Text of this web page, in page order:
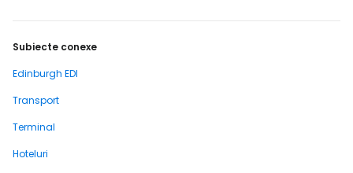
Subiecte conexe
Edinburgh EDI
Transport
Terminal
Hoteluri